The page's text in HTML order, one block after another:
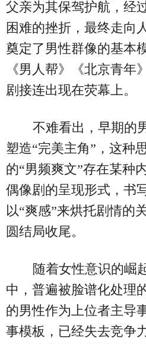
父亲为其保驾护航，经
困难的挫折，最终走向
奠定了男性群像的基本
《男人帮》《北京青年
剧接连出现在荧幕上。
不难看出，早期的
塑造“完美主角”，这种
的“男频爽文”存在某种
偶像剧的呈现形式，书
以“爽感”来烘托剧情的
圆结局收尾。
随着女性意识的崛
中，普遍被脸谱化处理
的男性作为上位者主导
事模板，已经失去竞争